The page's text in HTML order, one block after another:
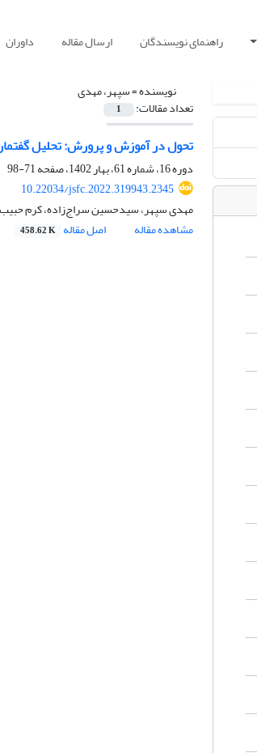
راهنمای نویسندگان ارسال مقاله داوران
نویسنده =سپهر، مهدی
تعداد مقالات: 1
تحول در آموزش و پرورش: تحلیل
دوره 16، شماره 61، بهار 1402، صفحه
71-98
10.22034/jsfc.2022.319943.2345
مهدی سپهر، سیدحسین سراج‌زاده، کرم
مشاهده مقاله
اصل مقاله 458.62 K